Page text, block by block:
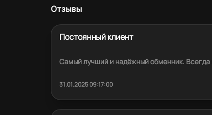
Отзывы
Постоянный клиент
Самый лучший и надёжный обменник.
31.01.2025 09:17:00